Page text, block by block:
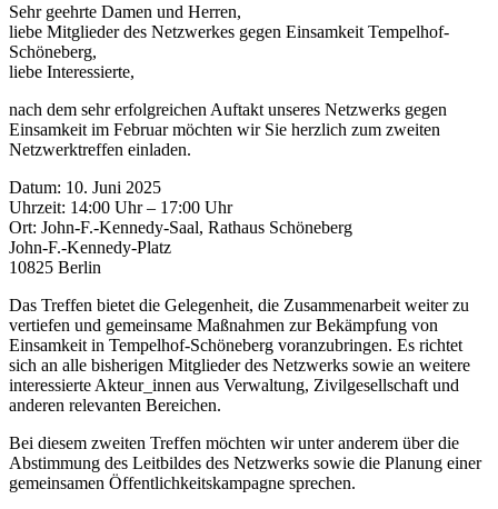
Sehr geehrte Damen und Herren,
liebe Mitglieder des Netzwerkes gegen Einsamkeit Tempelhof-
Schöneberg,
liebe Interessierte,
nach dem sehr erfolgreichen Auftakt unseres Netzwerks gegen
Einsamkeit im Februar möchten wir Sie herzlich zum zweiten
Netzwerktreffen einladen.
Datum: 10. Juni 2025
Uhrzeit: 14:00 Uhr – 17:00 Uhr
Ort: John-F.-Kennedy-Saal, Rathaus Schöneberg
John-F.-Kennedy-Platz
10825 Berlin
Das Treffen bietet die Gelegenheit, die Zusammenarbeit weiter zu
vertiefen und gemeinsame Maßnahmen zur Bekämpfung von
Einsamkeit in Tempelhof-Schöneberg voranzubringen. Es richtet
sich an alle bisherigen Mitglieder des Netzwerks sowie an weitere
interessierte Akteur_innen aus Verwaltung, Zivilgesellschaft und
anderen relevanten Bereichen.
Bei diesem zweiten Treffen möchten wir unter anderem über die
Abstimmung des Leitbildes des Netzwerks sowie die Planung einer
gemeinsamen Öffentlichkeitskampagne sprechen.